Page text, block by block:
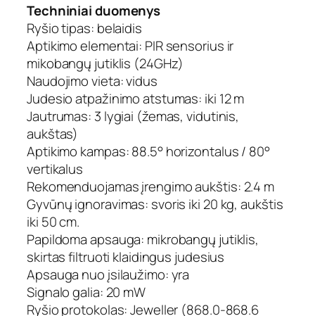
Techniniai duomenys
Ryšio tipas: belaidis
Aptikimo elementai: PIR sensorius ir
mikobangų jutiklis (24GHz)
Naudojimo vieta: vidus
Judesio atpažinimo atstumas: iki 12 m
Jautrumas: 3 lygiai (žemas, vidutinis,
aukštas)
Aptikimo kampas: 88.5° horizontalus / 80°
vertikalus
Rekomenduojamas įrengimo aukštis: 2.4 m
Gyvūnų ignoravimas: svoris iki 20 kg, aukštis
iki 50 cm.
Papildoma apsauga: mikrobangų jutiklis,
skirtas filtruoti klaidingus judesius
Apsauga nuo įsilaužimo: yra
Signalo galia: 20 mW
Ryšio protokolas: Jeweller (868.0-868.6